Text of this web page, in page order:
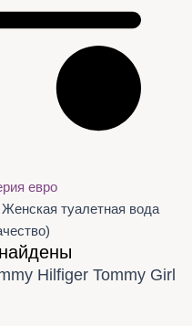
евро
туалетная вода
Hilfiger Tommy Girl